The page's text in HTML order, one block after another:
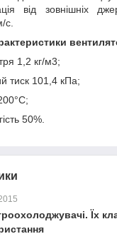
від зовнішніх
с.
1,2 кг/м3;
тиск 101,4 кПа;
50%.
Їх